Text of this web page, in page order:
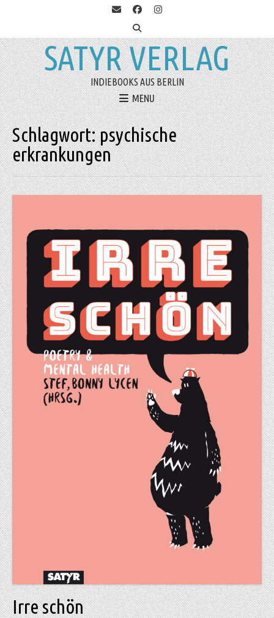
SATYR VERLAG
INDIEBOOKS AUS BERLIN
MENU
Schlagwort:psychische
erkrankungen
Irre schön